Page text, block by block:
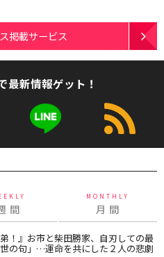
掲載サービス
最新情報ゲット！
間
MONTHLY
月 間
弟！』お市と柴田勝家、自刃しての最
の句」…運命を共にした２人の悲劇